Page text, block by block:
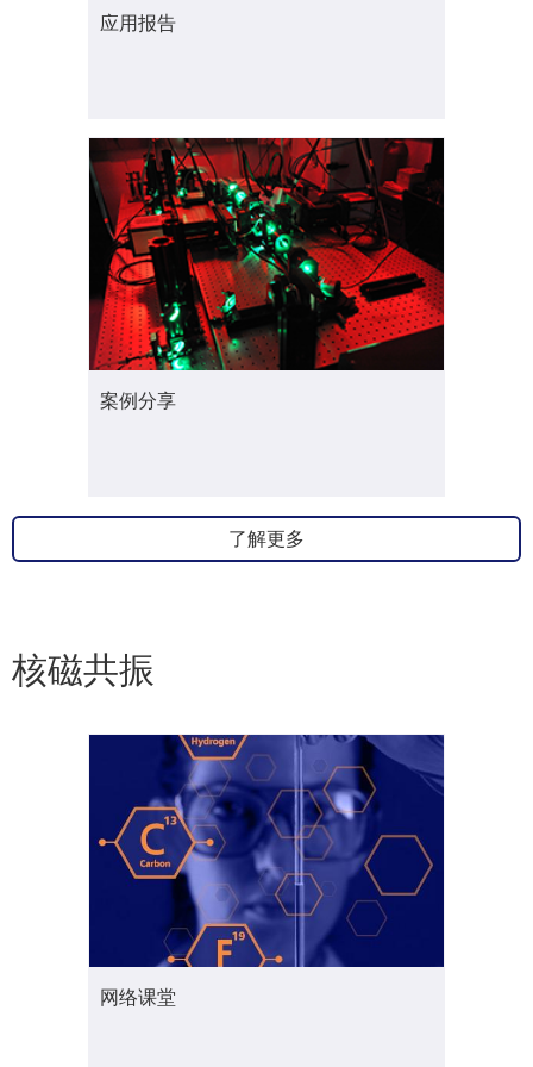
应用报告
案例分享
了解更多
核磁共振
网络课堂